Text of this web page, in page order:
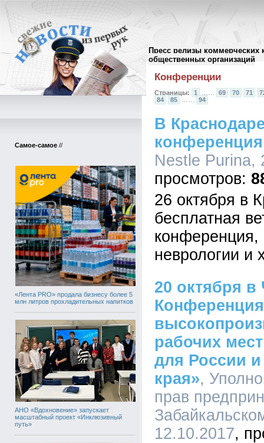
Пресс релизы коммерческих
общественных организаций
Самое-самое //
«Лента PRO» продала бизнесу более 5
млн литров прохладительных напитков
АНО «Вдохновение» запускает
масштабный проект «Инклюзивный
путь»
Архив пресс-релизов//
Конференции
Страницы: 1 69 70 71
84
85 …… 94
В
Nestle Purina,
26 октября в
бесплатная
неврологии и
20 октября в
рабочих
для России и
края»,
прав
12.10.2017